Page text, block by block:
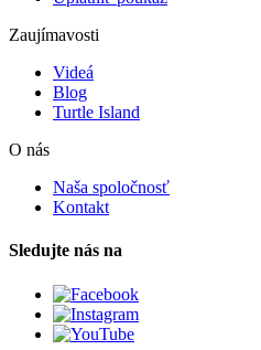
Zaujímavosti
Videá
Blog
Turtle Island
O nás
Naša spoločnosť
Kontakt
Sledujte nás na